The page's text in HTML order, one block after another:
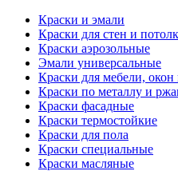
Краски и эмали
Краски для стен и
Краски аэрозольные
Эмали универсальные
Краски для мебели, окон
Краски по металлу и
Краски фасадные
Краски термостойкие
Краски для пола
Краски специальные
Краски масляные